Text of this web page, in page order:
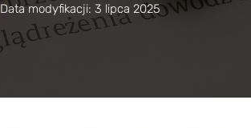
Data modyfikacji: 3 lipca 2025